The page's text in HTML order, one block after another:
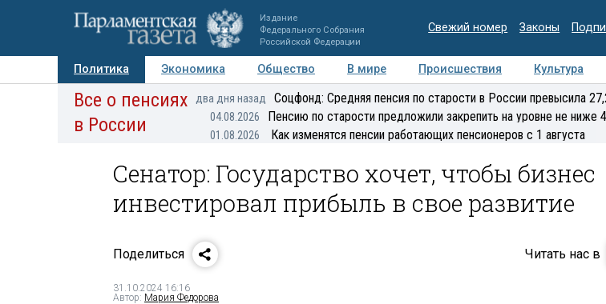
Издание
Федерального Собрания
Российской Федерации
Свежий номер Законы
Политика Экономика Общество В мире Происшествия Культура
Авторы Персоны Мнения Регионы Медиацентр Интервью
Все о пенсиях
в России
два дня назад Соцфонд: Средняя пенсия по старости в России превысила
04.08.2026 Пенсию по старости предложили закрепить на уровне не ниже
01.08.2026 Как изменятся пенсии работающих пенсионеров с 1 августа
Сенатор: Государство хочет, чтобы бизнес
инвестировал прибыль в свое развитие
Поделиться Читать нас в
31.10.2024 16:16
Автор: Мария Федорова